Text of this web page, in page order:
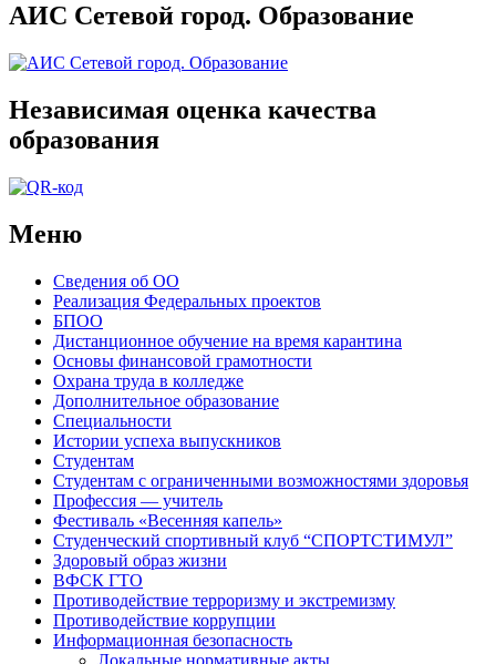
АИС Сетевой город. Образование
Независимая оценка качества
образования
Меню
Сведения об ОО
Реализация Федеральных проектов
БПОО
Дистанционное обучение на время карантина
Основы финансовой грамотности
Охрана труда в колледже
Дополнительное образование
Специальности
Истории успеха выпускников
Студентам
Студентам с ограниченными возможностями здоровья
Профессия — учитель
Фестиваль «Весенняя капель»
Студенческий спортивный клуб “СПОРТСТИМУЛ”
Здоровый образ жизни
ВФСК ГТО
Противодействие терроризму и экстремизму
Противодействие коррупции
Информационная безопасность
Локальные нормативные акты